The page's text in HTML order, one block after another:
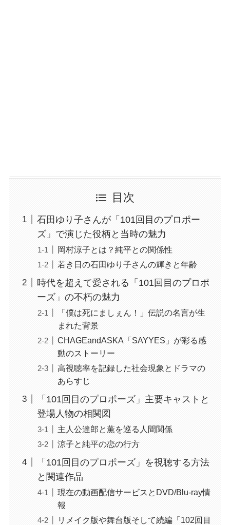
目次
石田ゆり子さんが「101回目のプロポー
ズ」で演じた役柄と当時の魅力
岡村涼子とは？純平との関係性
若き日の石田ゆり子さんの輝きと年齢
時代を超えて愛される「101回目のプロポ
ーズ」の不朽の魅力
「僕は死にましぇん！」伝説の名言が生
まれた背景
CHAGEandASKA「SAYYES」が彩る感
動のストーリー
高視聴率を記録した社会現象とドラマの
あらすじ
「101回目のプロポーズ」主要キャストと
登場人物の相関図
主人公達郎と薫を巡る人間関係
涼子と純平の恋の行方
「101回目のプロポーズ」を視聴する方法
と関連作品
現在の動画配信サービスとDVD/Blu-ray情
報
リメイク版や舞台版そして続編「102回目